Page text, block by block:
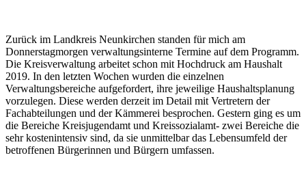
Zurück im Landkreis Neunkirchen standen für mich am
Donnerstagmorgen verwaltungsinterne Termine auf dem Programm.
Die Kreisverwaltung arbeitet schon mit Hochdruck am Haushalt
2019. In den letzten Wochen wurden die einzelnen
Verwaltungsbereiche aufgefordert, ihre jeweilige Haushaltsplanung
vorzulegen. Diese werden derzeit im Detail mit Vertretern der
Fachabteilungen und der Kämmerei besprochen. Gestern ging es um
die Bereiche Kreisjugendamt und Kreissozialamt- zwei Bereiche die
sehr kostenintensiv sind, da sie unmittelbar das Lebensumfeld der
betroffenen Bürgerinnen und Bürgern umfassen.